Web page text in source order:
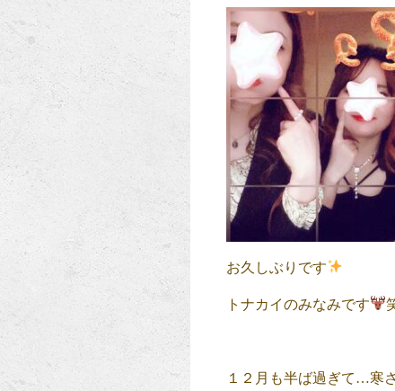
お久しぶりです
トナカイのみなみです
１２月も半ば過ぎて…寒